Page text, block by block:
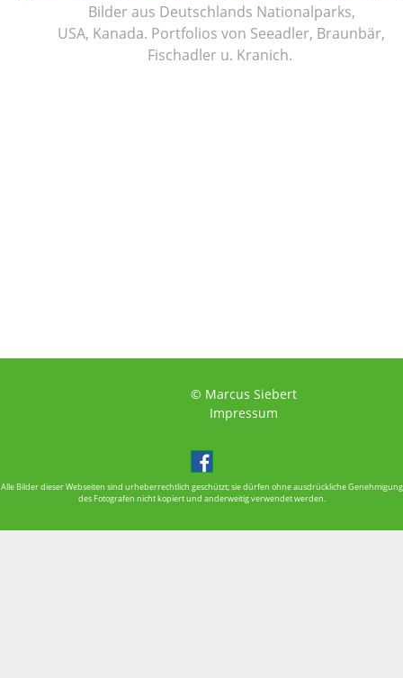
Bilder aus Deutschlands Nationalparks,
USA, Kanada. Portfolios von Seeadler, Braunbär,
Fischadler u. Kranich.
© Marcus Siebert
Impressum
Alle Bilder dieser Webseiten sind urheberrechtlich geschützt; sie dürfen ohne ausdrückliche Genehmigung
des Fotografen nicht kopiert und anderweitig verwendet werden.